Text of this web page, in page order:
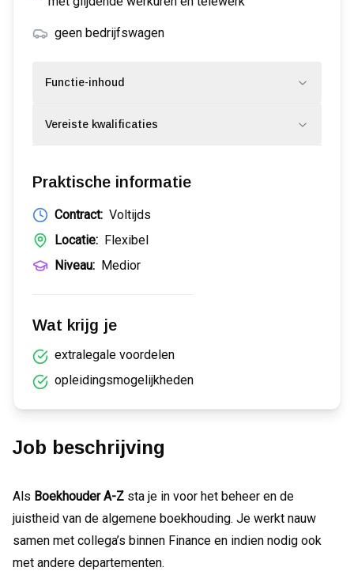
geen bedrijfswagen
Functie-inhoud
Vereiste kwalificaties
Praktische informatie
Contract: Voltijds
Locatie: Flexibel
Niveau: Medior
Wat krijg je
extralegale voordelen
opleidingsmogelijkheden
Job beschrijving
Als Boekhouder A-Z sta je in voor het beheer en de
juistheid van de algemene boekhouding. Je werkt nauw
samen met collega’s binnen Finance en indien nodig ook
met andere departementen.